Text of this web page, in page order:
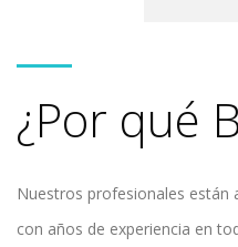
¿Por qué
Nuestros profesionales están
con años de experiencia en